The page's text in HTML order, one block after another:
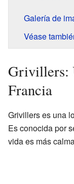
Galería de
Véase
Grivillers:
Francia
Grivillers es una
Es conocida por
vida es más